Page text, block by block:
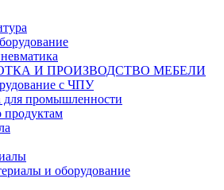
И ПРОИЗВОДСТВО МЕБЕЛИ
с ЧПУ
промышленности
продуктам
и оборудование